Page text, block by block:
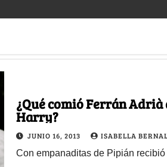
¿Qué comió Ferrán Adrià
Harry?
JUNIO 16, 2013 ISABELLA BERNAL
Con empanaditas de Pipián recibió